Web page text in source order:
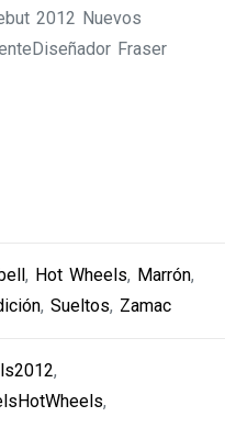
2012 Nuevos
Fraser
, Hot Wheels, Marrón,
,Sueltos, Zamac
,
,